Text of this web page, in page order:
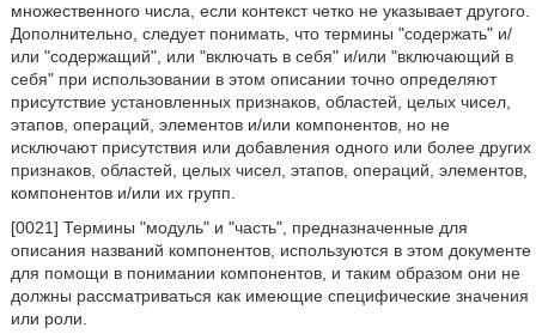
множественного числа, если контекст четко не указывает другого.
Дополнительно, следует понимать, что термины "содержать" и/
или "содержащий", или "включать в себя" и/или "включающий в
себя" при использовании в этом описании точно определяют
присутствие установленных признаков, областей, целых чисел,
этапов, операций, элементов и/или компонентов, но не
исключают присутствия или добавления одного или более других
признаков, областей, целых чисел, этапов, операций, элементов,
компонентов и/или их групп.
[0021] Термины "модуль" и "часть", предназначенные для
описания названий компонентов, используются в этом документе
для помощи в понимании компонентов, и таким образом они не
должны рассматриваться как имеющие специфические значения
или роли.